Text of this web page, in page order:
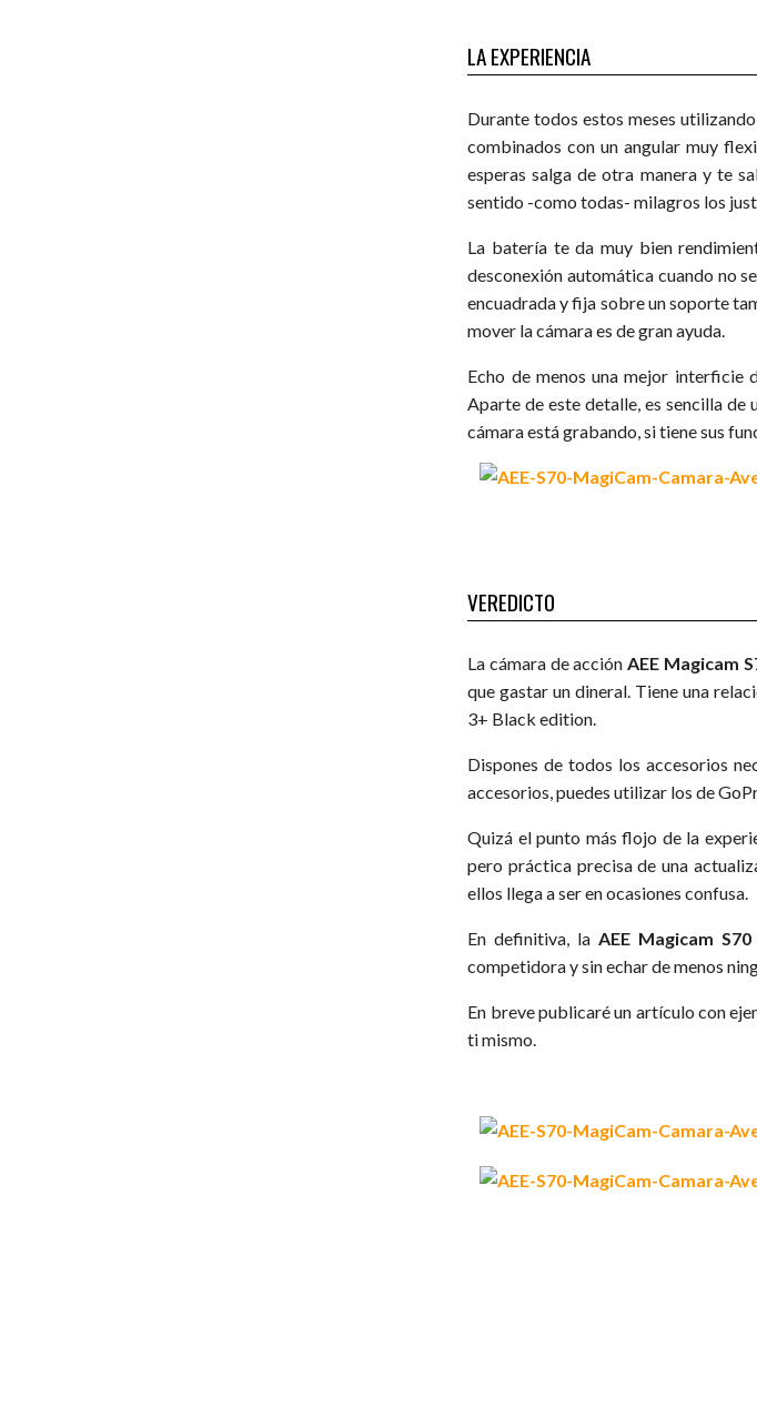
LA EXPERIENCIA
Durante todos estos meses
combinados con un angular muy
esperas salga de otra manera y te
sentido -como todas- milagros los
La batería te da muy bien
desconexión automática cuando no
encuadrada y fija sobre un soporte
mover la cámara es de gran ayuda.
Echo de menos una mejor interficie
Aparte de este detalle, es sencilla
cámara está grabando, si tiene sus
VEREDICTO
La cámara de acciónAEE Magicam
que gastar un dineral. Tiene una
3+ Black edition.
Dispones de todos los accesorios
accesorios, puedes utilizar los de
Quizá el punto más flojo de la
pero práctica precisa de una
ellos llega a ser en ocasiones confusa.
En definitiva, laAEE Magicam S70
competidora y sin echar de menos
En breve publicaré un artículo con
ti mismo.